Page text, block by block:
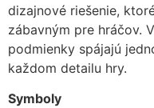
dizajnové riešenie,
zábavným pre hráčov.
podmienky spájajú
každom detailu hry.
Symboly